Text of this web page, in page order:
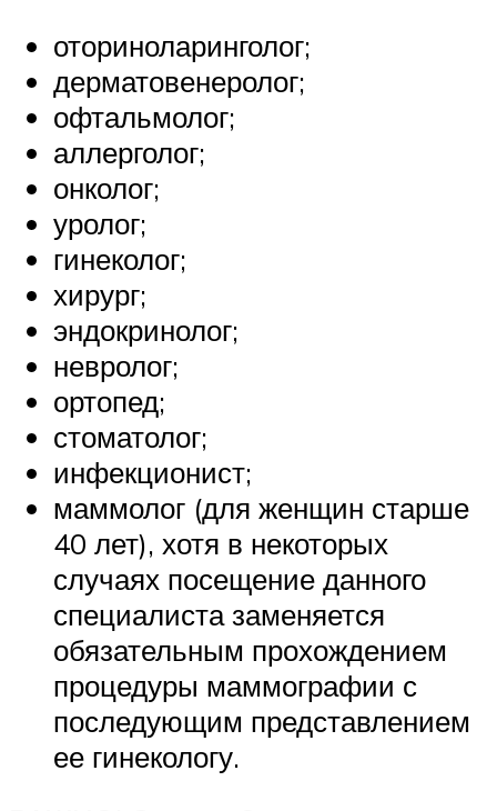
оториноларинголог;
дерматовенеролог;
офтальмолог;
аллерголог;
онколог;
уролог;
гинеколог;
хирург;
эндокринолог;
невролог;
ортопед;
стоматолог;
инфекционист;
маммолог (для женщин старше
40 лет), хотя в некоторых
случаях посещение данного
специалиста заменяется
обязательным прохождением
процедуры маммографии с
последующим представлением
ее гинекологу.